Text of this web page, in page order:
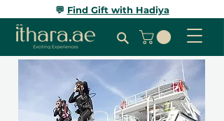
💬 Find Gift with Hadiya